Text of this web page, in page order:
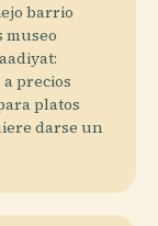
barrio
museo
precios
platos
darse un